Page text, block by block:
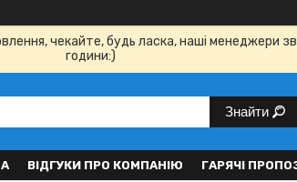
чекайте, будь ласка, наші менеджери
години:)
Знайти
ВІДГУКИ ПРО КОМПАНІЮ ГАРЯЧІ